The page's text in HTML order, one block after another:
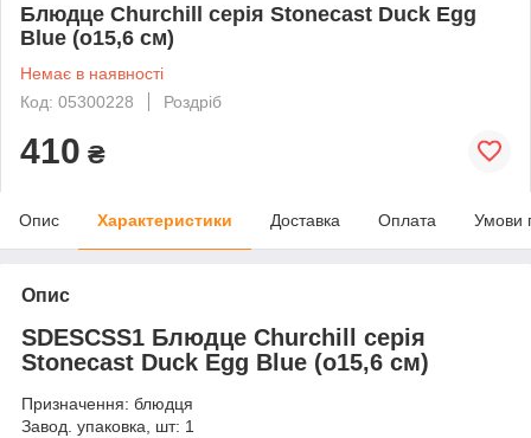
Блюдце Churchill серія Stonecast Duck Egg
Blue (o15,6 см)
Немає в наявності
Код: 05300228
Роздріб
410 ₴
Опис Характеристики Доставка Оплата Умови
Опис
SDESCSS1 Блюдце Churchill серія
Stonecast Duck Egg Blue (o15,6 см)
Призначення: блюдця
Завод. упаковка, шт: 1